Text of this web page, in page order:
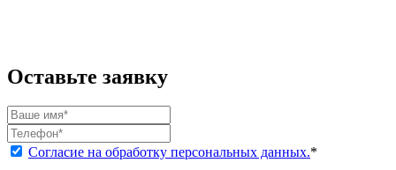
Оставьте заявку
Согласие на обработку персональных данных.*